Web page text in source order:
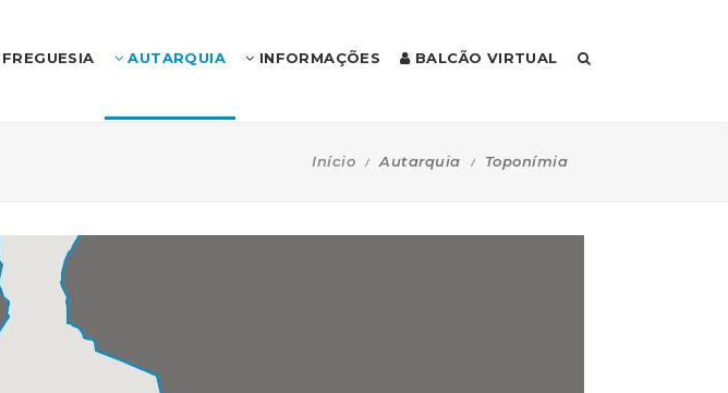
FREGUESIA AUTARQUIA INFORMAÇÕES BALCÃO VIRTUAL
Início Autarquia Toponímia